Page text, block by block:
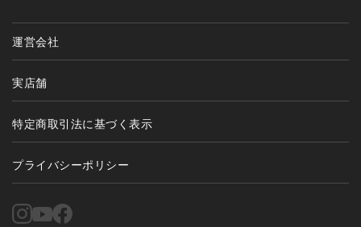
運営会社
実店舗
特定商取引法に基づく表示
プライバシーポリシー